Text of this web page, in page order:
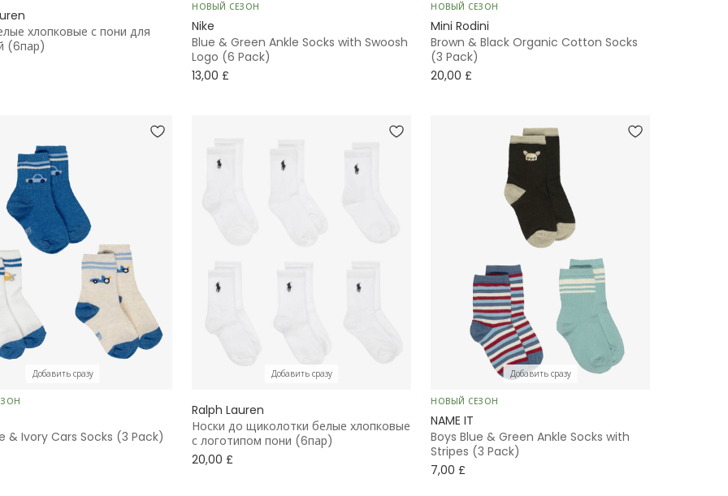
хлопковые с пони для
(6пар)
НОВЫЙ СЕЗОН
Nike
Blue & Green Ankle Socks with Swoosh
Logo (6 Pack)
13,00 £
НОВЫЙ СЕЗОН
Mini Rodini
Brown & Black Organic Cotton Socks
(3 Pack)
20,00 £
Добавить сразу
& Ivory Cars Socks (3 Pack)
Добавить сразу
Ralph Lauren
Носки до щиколотки белые хлопковые
с логотипом пони (6пар)
20,00 £
Добавить сразу
НОВЫЙ СЕЗОН
NAME IT
Boys Blue & Green Ankle Socks with
Stripes (3 Pack)
7,00 £